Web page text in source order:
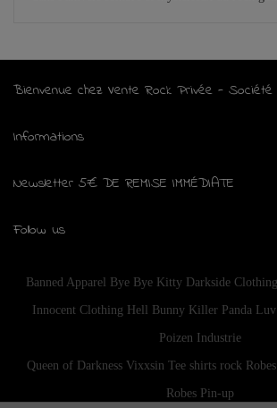
Bienvenue chez Vente Rock Privée - Société
Informations
Newsletter 5€ DE REMISE IMMÉDIATE
Follow us
Banned Apparel Bye Bye Kitty Darkside Clothing
Innocent Clothing Hell Bunny Killer Panda
Poizen Industrie
Queen of Darkness Vixxsin Tee shirts rock
Robes Pin-up